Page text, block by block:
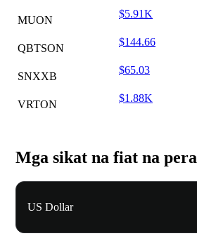
MUON
$5.91K
QBTSON
$144.66
SNXXB
$65.03
VRTON
$1.88K
Mga sikat na fiat na pera
US Dollar